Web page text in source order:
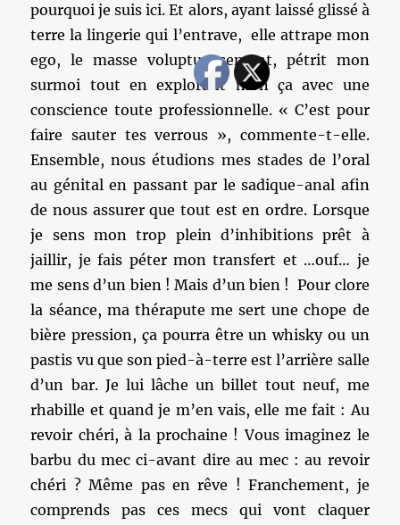
pourquoi je suis ici. Et alors, ayant laissé glissé à
terre la lingerie qui l’entrave, elle attrape mon
ego, le masse voluptueusement, pétrit mon
surmoi tout en explorant mon ça avec une
conscience toute professionnelle. « C’est pour
faire sauter tes verrous », commente-t-elle.
Ensemble, nous étudions mes stades de l’oral
au génital en passant par le sadique-anal afin
de nous assurer que tout est en ordre. Lorsque
je sens mon trop plein d’inhibitions prêt à
jaillir, je fais péter mon transfert et …ouf… je
me sens d’un bien ! Mais d’un bien ! Pour clore
la séance, ma thérapute me sert une chope de
bière pression, ça pourra être un whisky ou un
pastis vu que son pied-à-terre est l’arrière salle
d’un bar. Je lui lâche un billet tout neuf, me
rhabille et quand je m’en vais, elle me fait : Au
revoir chéri, à la prochaine ! Vous imaginez le
barbu du mec ci-avant dire au mec : au revoir
chéri ? Même pas en rêve ! Franchement, je
comprends pas ces mecs qui vont claquer